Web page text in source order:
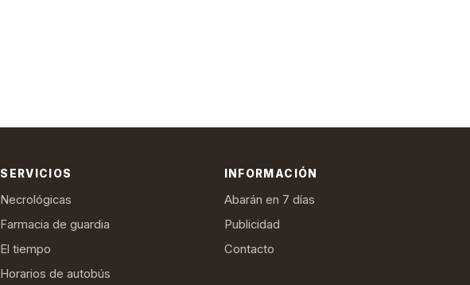
SERVICIOS
Necrológicas
Farmacia de guardia
El tiempo
Horarios de autobús
INFORMACIÓN
Abarán en 7 días
Publicidad
Contacto